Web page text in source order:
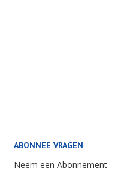
ABONNEE VRAGEN
Neem een Abonnement